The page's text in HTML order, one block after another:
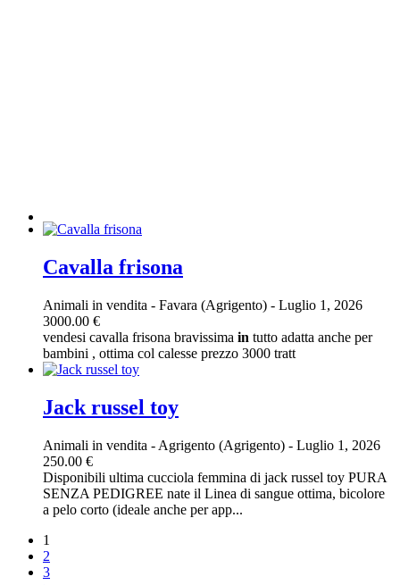
Cavalla frisona
Animali in vendita - Favara (Agrigento) - Luglio 1, 2026
3000.00 €
vendesi cavalla frisona bravissima in tutto adatta anche per
bambini , ottima col calesse prezzo 3000 tratt
Jack russel toy
Animali in vendita - Agrigento (Agrigento) - Luglio 1, 2026
250.00 €
Disponibili ultima cucciola femmina di jack russel toy PURA
SENZA PEDIGREE nate il Linea di sangue ottima, bicolore
a pelo corto (ideale anche per app...
1
2
3